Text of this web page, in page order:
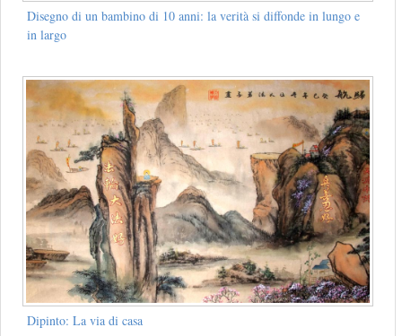
Disegno di un bambino di 10 anni: la verità si diffonde in lungo e
in largo
Dipinto: La via di casa